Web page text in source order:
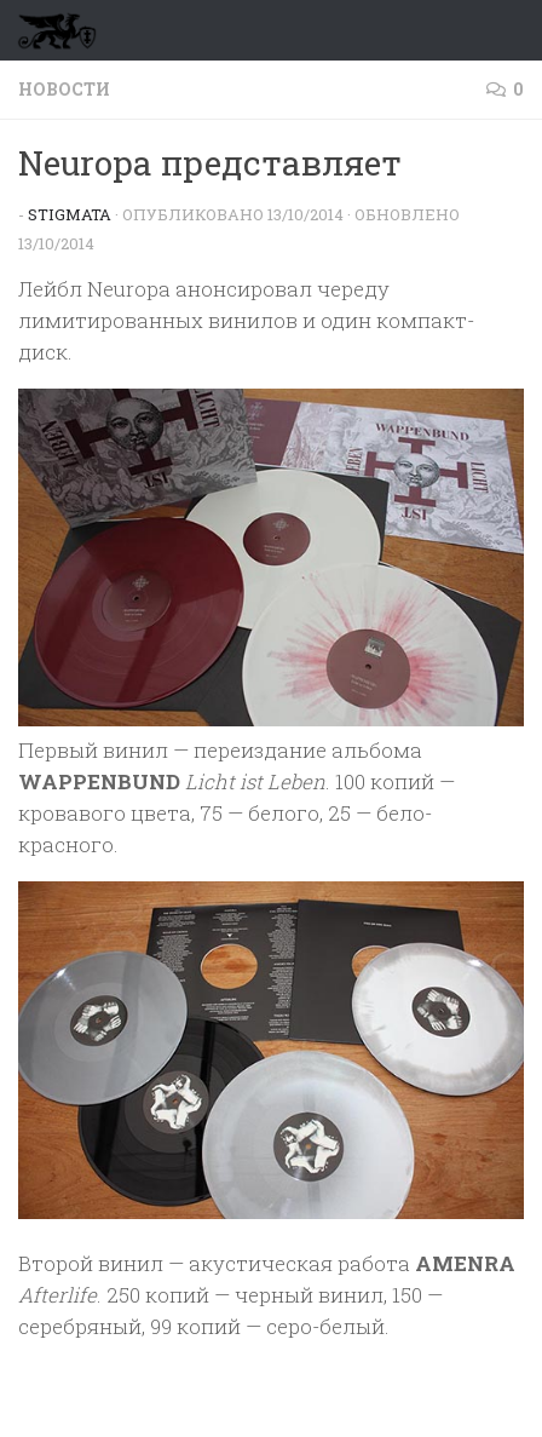
Перейти к содержимому
НОВОСТИ 0
Neuropa представляет
- STIGMATA · ОПУБЛИКОВАНО 13/10/2014 · ОБНОВЛЕНО
13/10/2014
Лейбл Neuropa анонсировал череду
лимитированных винилов и один компакт-
диск.
Первый винил — переиздание альбома
WAPPENBUNDLicht ist Leben. 100 копий —
кровавого цвета, 75 — белого, 25 — бело-
красного.
Второй винил — акустическая работа AMENRA
Afterlife. 250 копий — черный винил, 150 —
серебряный, 99 копий — серо-белый.